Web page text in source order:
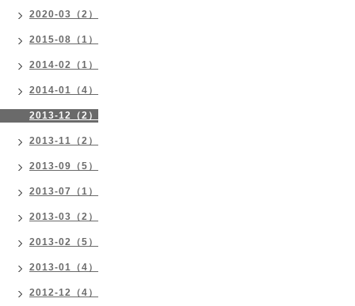
2020-03（2）
2015-08（1）
2014-02（1）
2014-01（4）
2013-12（2）
2013-11（2）
2013-09（5）
2013-07（1）
2013-03（2）
2013-02（5）
2013-01（4）
2012-12（4）